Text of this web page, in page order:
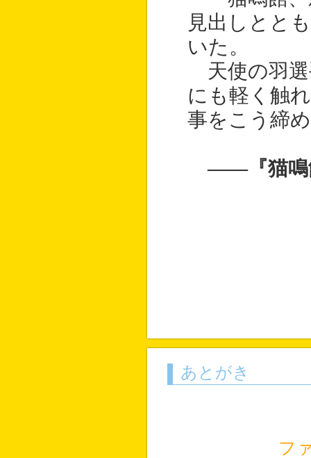
見出しとと
いた。
天使の羽選
にも軽く触
事をこう締
――『猫鳴
あとがき
フ